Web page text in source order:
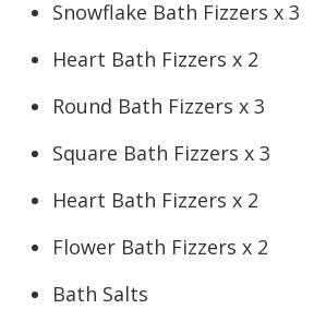
Snowflake Bath Fizzers x 3
Heart Bath Fizzers x 2
Round Bath Fizzers x 3
Square Bath Fizzers x 3
Heart Bath Fizzers x 2
Flower Bath Fizzers x 2
Bath Salts